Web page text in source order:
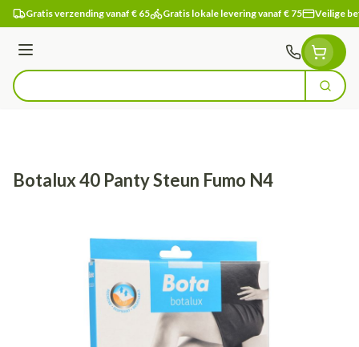
Ga naar de inhoud
Gratis verzending vanaf € 65 Gratis lokale levering vanaf € 75 Veilige
Menu
Product, merk, categorie... Zoek
Botalux 40 Panty Steun Fumo N4